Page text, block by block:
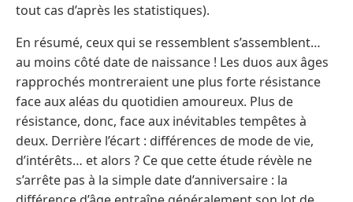
tout cas d’après les statistiques).
En résumé, ceux qui se ressemblent s’assemblent…
au moins côté date de naissance ! Les duos aux âges
rapprochés montreraient une plus forte résistance
face aux aléas du quotidien amoureux. Plus de
résistance, donc, face aux inévitables tempêtes à
deux. Derrière l’écart : différences de mode de vie,
d’intérêts… et alors ? Ce que cette étude révèle ne
s’arrête pas à la simple date d’anniversaire : la